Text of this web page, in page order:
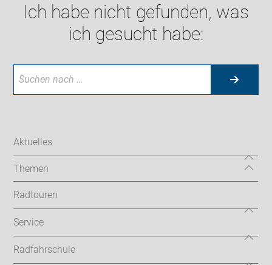
Ich habe nicht gefunden, was
ich gesucht habe:
Aktuelles
Themen
Radtouren
Service
Radfahrschule